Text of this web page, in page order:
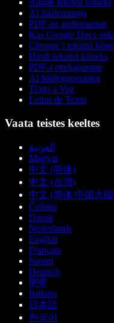
Anime tekstist kõneks
AI häälemuutja
PDF-ist audioraamat
Kas Google Docs
Chrome’i tekstist
Hindi tekstist kõneks
PDF-i ettelugemine
AI häälegeneraator
Texto a Voz
Leitor de Texto
Vaata teistes keeltes
العربية
Magyar
中文 (简体)
中文 (台灣)
中文 (简体 中国大
Čeština
Dansk
Nederlands
English
Français
Suomi
Deutsch
हिन्दी
Italiano
日本語
한국어